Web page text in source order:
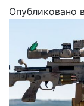
Опубликовано